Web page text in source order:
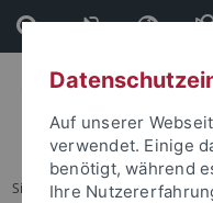
Direkt
zum
Inhalt
Direkt
zur
Fußleiste
Sie sind hier: Startseite
Auf unserer
verwendet. Einige
benötigt, während
Ihre